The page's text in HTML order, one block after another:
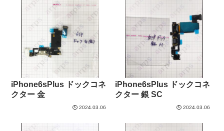
iPhone6sPlus ドックコネ
クター 金
2024.03.06
iPhone6sPlus ドックコネ
クター 銀 SC
2024.03.06